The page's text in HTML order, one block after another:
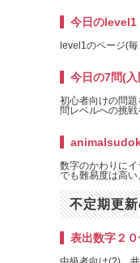
今日のlevel1
level1のページ(
今日の7問(
初心者向けの問
問レベルへの挑戦
数字のかわりにイ
でも難易度は高い
不定期更
表出数字２